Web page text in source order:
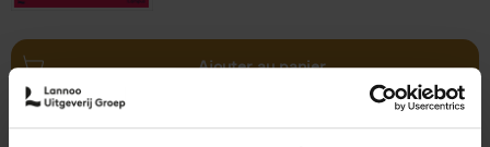
Ajouter au panier
The Uncertainty Principle